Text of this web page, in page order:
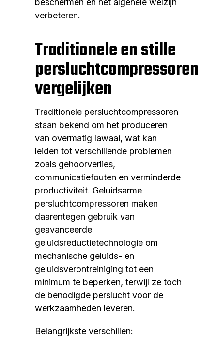
beschermen en het algehele welzijn
verbeteren.
Traditionele en stille
persluchtcompressoren
vergelijken
Traditionele persluchtcompressoren
staan bekend om het produceren
van overmatig lawaai, wat kan
leiden tot verschillende problemen
zoals gehoorverlies,
communicatiefouten en verminderde
productiviteit. Geluidsarme
persluchtcompressoren maken
daarentegen gebruik van
geavanceerde
geluidsreductietechnologie om
mechanische geluids- en
geluidsverontreiniging tot een
minimum te beperken, terwijl ze toch
de benodigde perslucht voor de
werkzaamheden leveren.
Belangrijkste verschillen: